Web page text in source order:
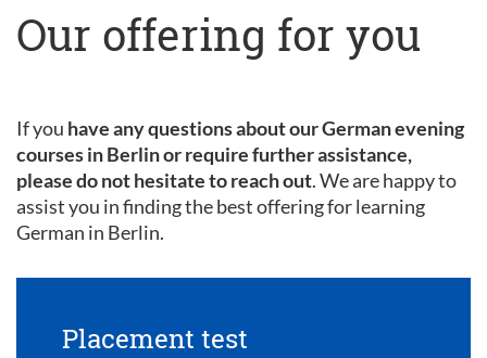
Our offering for you
If you have any questions about our German evening
courses in Berlin or require further assistance,
please do not hesitate to reach out. We are happy to
assist you in finding the best offering for learning
German in Berlin.
Placement test